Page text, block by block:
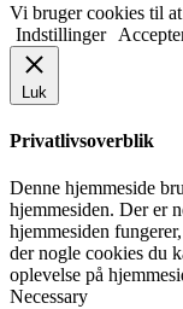
Vi bruger cookies til
Indstillinger
Luk
Privatlivsoverblik
Denne hjemmeside
hjemmesiden. Der er
hjemmesiden
der nogle cookies du
oplevelse på
Necessary